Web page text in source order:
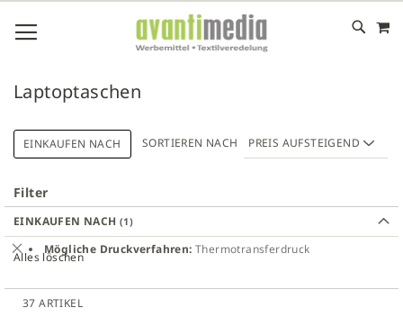
DIREKT
ZUM
STARTEN
Laptoptaschen
Filter
EINKAUFEN NACH
EINKAUFEN NACH
Mögliche Druckverfahren Thermotransferdruck
Dies
entfernen
Alles löschen
37 ARTIKEL
SORTIEREN NACH